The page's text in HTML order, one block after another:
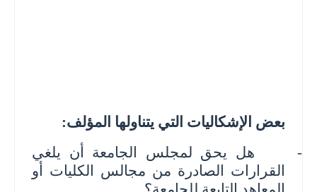
بعض الإشكاليات التي يتناولها المؤلف:
-
هل يحق لمجلس الجامعة أن يلغي
القرارات الصادرة من مجالس الكليات أو